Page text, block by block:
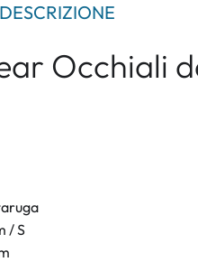
DESCRIZIONE
Occhiali
/ S